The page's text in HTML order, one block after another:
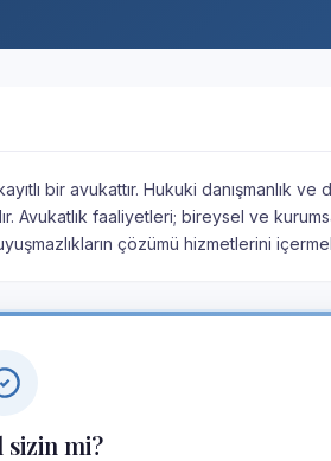
bir avukattır. Hukuki danışmanlık ve
Avukatlık faaliyetleri; bireysel ve
çözümü hizmetlerini
mi?